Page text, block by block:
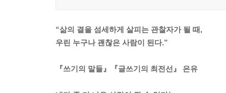
“삶의 결을 섬세하게 살피는 관찰자가 될 때,
우린 누구나 괜찮은 사람이 된다.”
『쓰기의 말들』『글쓰기의 최전선』 은유